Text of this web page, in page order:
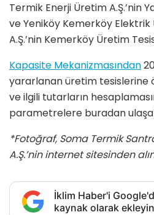
Termik Enerji Üretim A.Ş.’nin
ve Yeniköy Kemerköy
A.Ş.’nin Kemerköy Üretim
Kapasite Mekanizmasından
yararlanan üretim
ve ilgili tutarların
parametrelere buradan
*Fotoğraf, Soma Termik
A.Ş.’nin internet sitesinden
İklim Haber'i
kaynak olarak ekleyin